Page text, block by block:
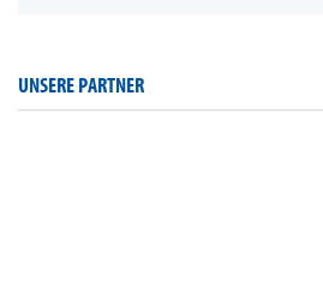
UNSERE PARTNER